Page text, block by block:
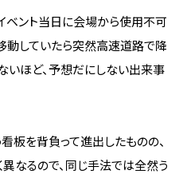
ベント当日に会場から使用不可
動していたら突然高速道路で降
いほど、予想だにしない出来事
板を背負って進出したものの、
なるので、同じ手法では全然う